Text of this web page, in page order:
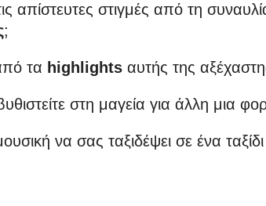
απίστευτες στιγμές από τη
;
τα highlights αυτής της
στη μαγεία για άλλη μια
να σας ταξιδέψει σε ένα